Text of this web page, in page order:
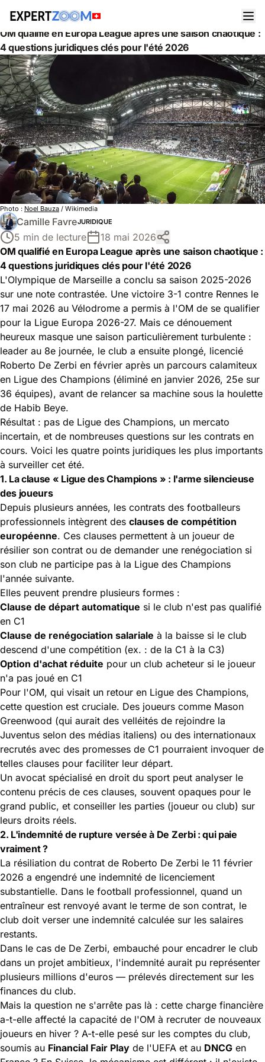
Actualités
Juridique
OM qualifié en Europa League après une saison chaotique :
4 questions juridiques clés pour l'été 2026
Photo : Noel Bauza / Wikimedia
Camille FavreJURIDIQUE
5 min de lecture
18 mai 2026
OM qualifié en Europa League après une saison chaotique :
4 questions juridiques clés pour l'été 2026
L'Olympique de Marseille a conclu sa saison 2025-2026
sur une note contrastée. Une victoire 3-1 contre Rennes le
17 mai 2026 au Vélodrome a permis à l'OM de se qualifier
pour la Ligue Europa 2026-27. Mais ce dénouement
heureux masque une saison particulièrement turbulente :
leader au 8e journée, le club a ensuite plongé, licencié
Roberto De Zerbi en février après un parcours calamiteux
en Ligue des Champions (éliminé en janvier 2026, 25e sur
36 équipes), avant de relancer sa machine sous la houlette
de Habib Beye.
Résultat : pas de Ligue des Champions, un mercato
incertain, et de nombreuses questions sur les contrats en
cours. Voici les quatre points juridiques les plus importants
à surveiller cet été.
1. La clause « Ligue des Champions » : l'arme silencieuse
des joueurs
Depuis plusieurs années, les contrats des footballeurs
professionnels intègrent des clauses de compétition
européenne. Ces clauses permettent à un joueur de
résilier son contrat ou de demander une renégociation si
son club ne participe pas à la Ligue des Champions
l'année suivante.
Elles peuvent prendre plusieurs formes :
Clause de départ automatique si le club n'est pas qualifié
en C1
Clause de renégociation salariale à la baisse si le club
descend d'une compétition (ex. : de la C1 à la C3)
Option d'achat réduite pour un club acheteur si le joueur
n'a pas joué en C1
Pour l'OM, qui visait un retour en Ligue des Champions,
cette question est cruciale. Des joueurs comme Mason
Greenwood (qui aurait des velléités de rejoindre la
Juventus selon des médias italiens) ou des internationaux
recrutés avec des promesses de C1 pourraient invoquer de
telles clauses pour faciliter leur départ.
Un avocat spécialisé en droit du sport peut analyser le
contenu précis de ces clauses, souvent opaques pour le
grand public, et conseiller les parties (joueur ou club) sur
leurs droits réels.
2. L'indemnité de rupture versée à De Zerbi : qui paie
vraiment ?
La résiliation du contrat de Roberto De Zerbi le 11 février
2026 a engendré une indemnité de licenciement
substantielle. Dans le football professionnel, quand un
entraîneur est renvoyé avant le terme de son contrat, le
club doit verser une indemnité calculée sur les salaires
restants.
Dans le cas de De Zerbi, embauché pour encadrer le club
dans un projet ambitieux, l'indemnité aurait pu représenter
plusieurs millions d'euros — prélevés directement sur les
finances du club.
Mais la question ne s'arrête pas là : cette charge financière
a-t-elle affecté la capacité de l'OM à recruter de nouveaux
joueurs en hiver ? A-t-elle pesé sur les comptes du club,
soumis au Financial Fair Play de l'UEFA et au DNCG en